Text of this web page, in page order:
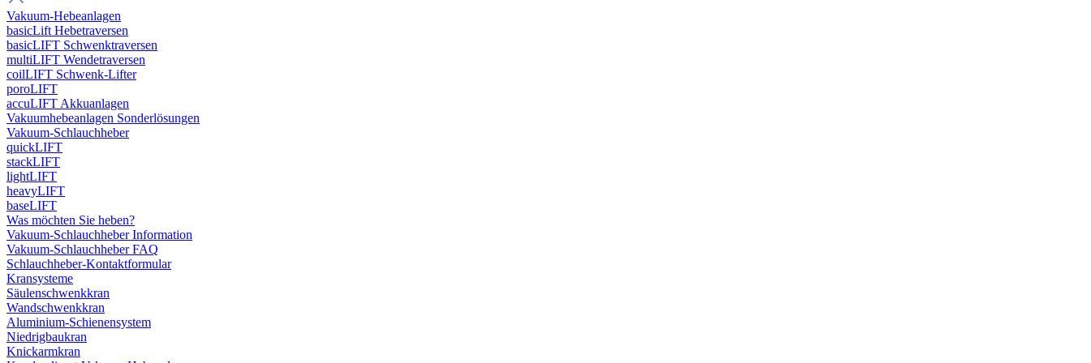
Vakuum-Hebeanlagen
basicLift Hebetraversen
basicLIFT Schwenktraversen
multiLIFT Wendetraversen
coilLIFT Schwenk-Lifter
poroLIFT
accuLIFT Akkuanlagen
Vakuumhebeanlagen Sonderlösungen
Vakuum-Schlauchheber
quickLIFT
stackLIFT
lightLIFT
heavyLIFT
baseLIFT
Was möchten Sie heben?
Vakuum-Schlauchheber Information
Vakuum-Schlauchheber FAQ
Schlauchheber-Kontaktformular
Kransysteme
Säulenschwenkkran
Wandschwenkkran
Aluminium-Schienensystem
Niedrigbaukran
Knickarmkran